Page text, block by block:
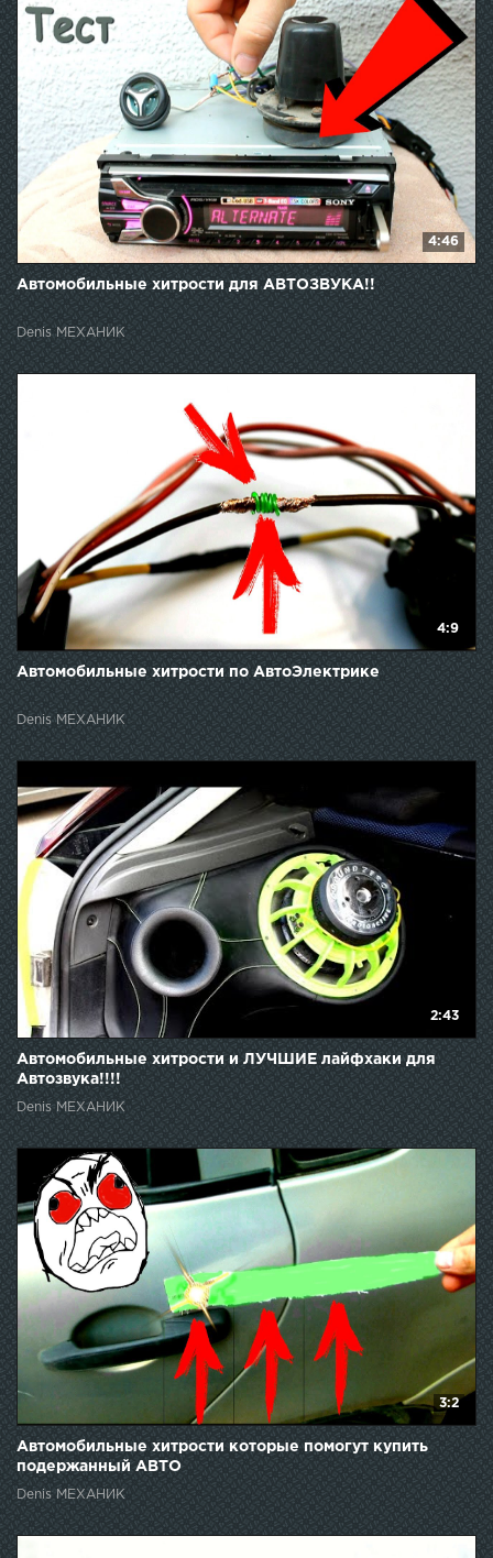
4:46
Автомобильные хитрости для АВТОЗВУКА!!
Denis МЕХАНИК
4:9
Автомобильные хитрости по АвтоЭлектрике
Denis МЕХАНИК
2:43
Автомобильные хитрости и ЛУЧШИЕ лайфхаки для
Автозвука!!!!
Denis МЕХАНИК
3:2
Автомобильные хитрости которые помогут купить
подержанный АВТО
Denis МЕХАНИК